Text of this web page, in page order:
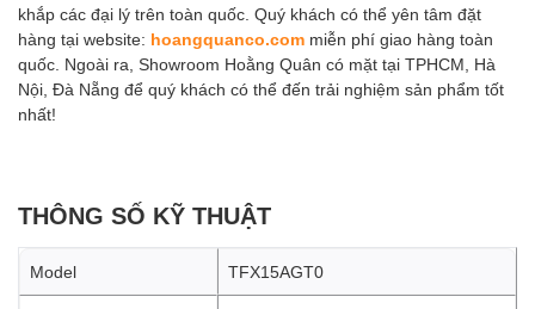
khắp các đại lý trên toàn quốc. Quý khách có thể yên tâm đặt
hàng tại website: hoangquanco.com miễn phí giao hàng toàn
quốc. Ngoài ra, Showroom Hoằng Quân có mặt tại TPHCM, Hà
Nội, Đà Nẵng để quý khách có thể đến trải nghiệm sản phẩm tốt
nhất!
THÔNG SỐ KỸ THUẬT
Model TFX15AGT0